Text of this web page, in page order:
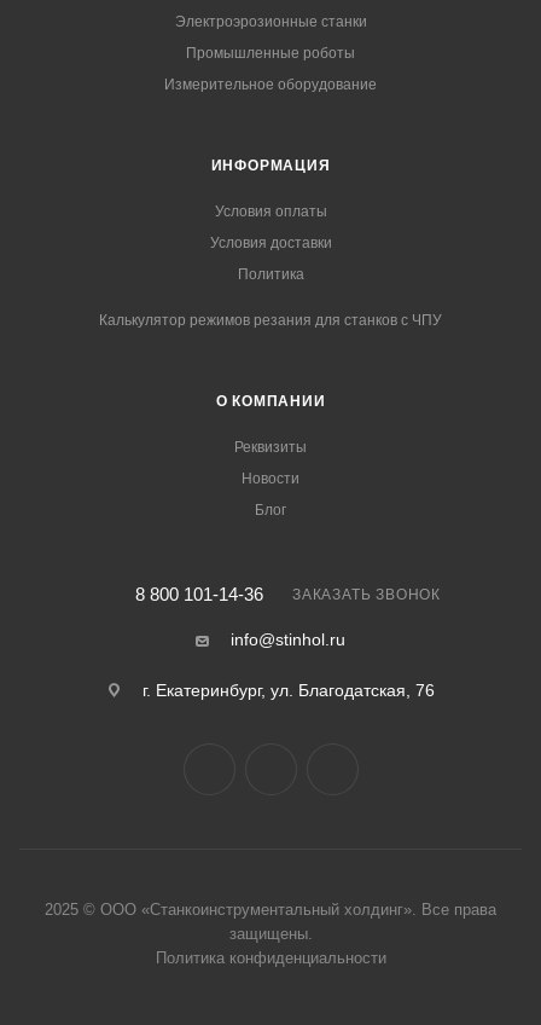
Электроэрозионные станки
Промышленные роботы
Измерительное оборудование
ИНФОРМАЦИЯ
Условия оплаты
Условия доставки
Политика
Калькулятор режимов резания для станков с ЧПУ
О КОМПАНИИ
Реквизиты
Новости
Блог
8 800 101-14-36 ЗАКАЗАТЬ ЗВОНОК
info@stinhol.ru
г. Екатеринбург, ул. Благодатская, 76
2025 © ООО «Станкоинструментальный холдинг». Все права
защищены.
Политика конфиденциальности